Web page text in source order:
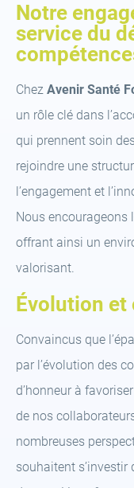
Notre
service du
Chez Avenir Santé
un rôle clé dans
qui prennent soin
rejoindre une
l’engagement et
Nous encourageons
offrant ainsi un
valorisant.
Évolution
Convaincus que
par l’évolution des
d’honneur à
de nos
nombreuses
souhaitent